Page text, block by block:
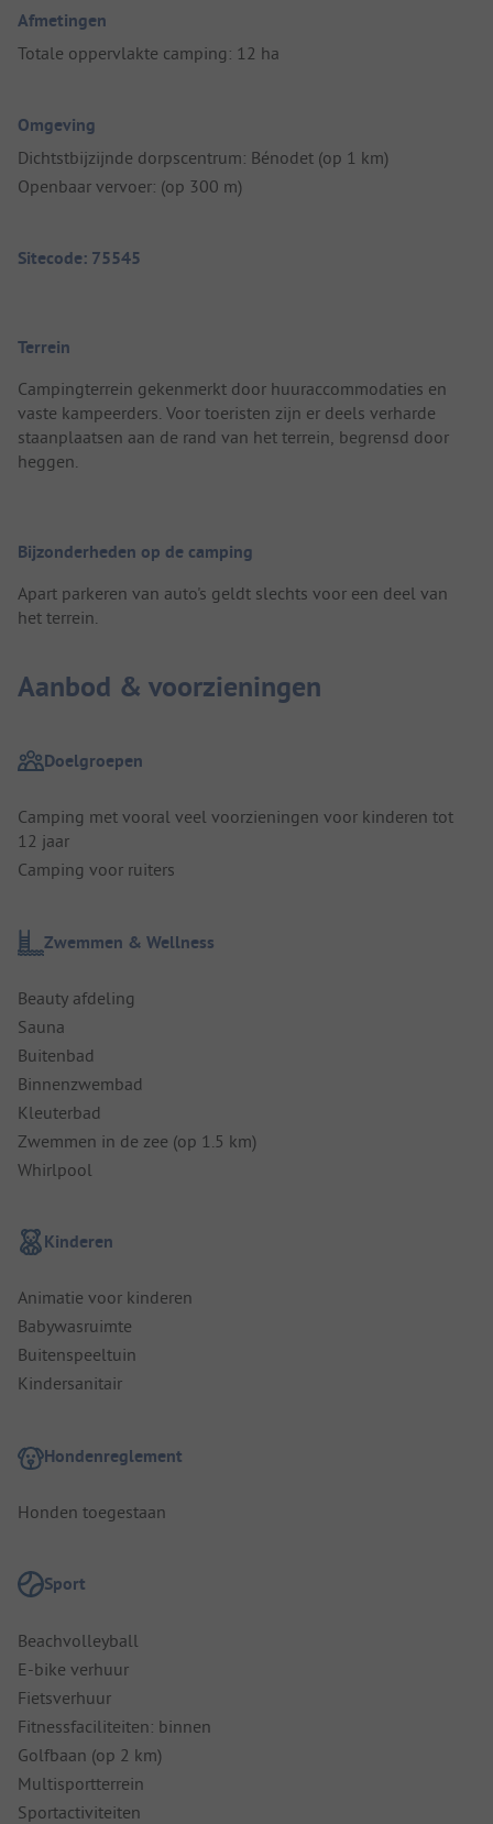
Afmetingen
Totale oppervlakte camping: 12 ha
Omgeving
Dichtstbijzijnde dorpscentrum: Bénodet (op 1 km)
Openbaar vervoer: (op 300 m)
Sitecode: 75545
Terrein
Campingterrein gekenmerkt door huuraccommodaties en
vaste kampeerders. Voor toeristen zijn er deels verharde
staanplaatsen aan de rand van het terrein, begrensd door
heggen.
Bijzonderheden op de camping
Apart parkeren van auto's geldt slechts voor een deel van
het terrein.
Aanbod & voorzieningen
Doelgroepen
Camping met vooral veel voorzieningen voor kinderen tot
12 jaar
Camping voor ruiters
Zwemmen & Wellness
Beauty afdeling
Sauna
Buitenbad
Binnenzwembad
Kleuterbad
Zwemmen in de zee (op 1.5 km)
Whirlpool
Kinderen
Animatie voor kinderen
Babywasruimte
Buitenspeeltuin
Kindersanitair
Hondenreglement
Honden toegestaan
Sport
Beachvolleyball
E-bike verhuur
Fietsverhuur
Fitnessfaciliteiten: binnen
Golfbaan (op 2 km)
Multisportterrein
Sportactiviteiten